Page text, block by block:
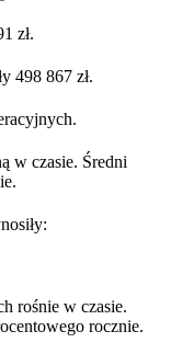
zł.
498 867 zł.
w czasie. Średni
rośnie w czasie.
rocznie.